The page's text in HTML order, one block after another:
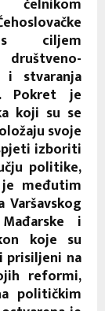
s ciljem
i stvaranja
Pokret je
koji su se
svoje
izboriti
politike,
međutim
i
koje su
prisiljeni na
reformi,
političkim